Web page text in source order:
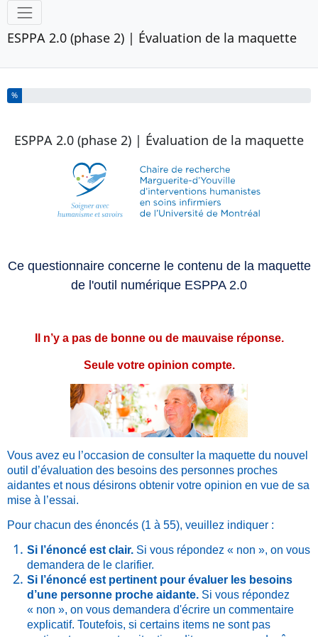
Outils
ESPPA 2.0 (phase 2) | Évaluation de la maquette
Vous avez complété % de ce questionnaire.
%
ESPPA 2.0 (phase 2) | Évaluation de la maquette
Ce questionnaire concerne le contenu de la maquette
de l'outil numérique ESPPA 2.0
Il n’y a pas de bonne ou de mauvaise réponse.
Seule votre opinion compte.
Vous avez eu l’occasion de consulter la maquette du nouvel
outil d’évaluation des besoins des personnes proches
aidantes et nous désirons obtenir votre opinion en vue de sa
mise à l’essai.
Pour chacun des énoncés (1 à 55), veuillez indiquer :
Si l’énoncé est clair. Si vous répondez « non », on vous
demandera de le clarifier.
Si l’énoncé est pertinent pour évaluer les besoins
d’une personne proche aidante. Si vous répondez
« non », on vous demandera d'écrire un commentaire
explicatif. Toutefois, si certains items ne sont pas